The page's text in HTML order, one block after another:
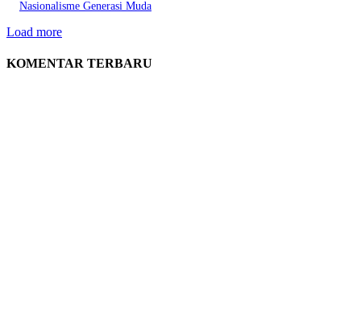
Nasionalisme Generasi Muda
Load more
KOMENTAR TERBARU